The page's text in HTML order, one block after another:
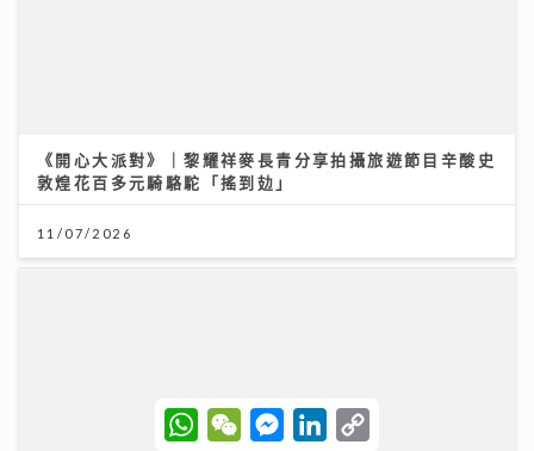
《開心大派對》｜黎耀祥麥長青分享拍攝旅遊節目辛酸史
敦煌花百多元騎駱駝「搖到攰」
11/07/2026
W
h
W
e
M
e
L